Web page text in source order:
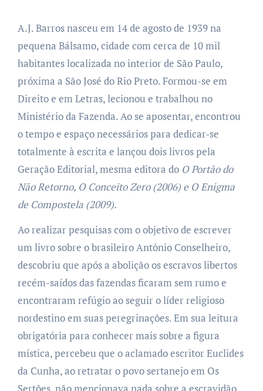
A.J. Barros nasceu em 14 de agosto de 1939 na
pequena Bálsamo, cidade com cerca de 10 mil
habitantes localizada no interior de São Paulo,
próxima a São José do Rio Preto. Formou-se em
Direito e em Letras, lecionou e trabalhou no
Ministério da Fazenda. Ao se aposentar, encontrou
o tempo e espaço necessários para dedicar-se
totalmente à escrita e lançou dois livros pela
Geração Editorial, mesma editora do O Portão do
Não Retorno, O Conceito Zero (2006) e O Enigma
de Compostela (2009).
Ao realizar pesquisas com o objetivo de escrever
um livro sobre o brasileiro Antônio Conselheiro,
descobriu que após a abolição os escravos libertos
recém-saídos das fazendas ficaram sem rumo e
encontraram refúgio ao seguir o líder religioso
nordestino em suas peregrinações. Em sua leitura
obrigatória para conhecer mais sobre a figura
mística, percebeu que o aclamado escritor Euclides
da Cunha, ao retratar o povo sertanejo em Os